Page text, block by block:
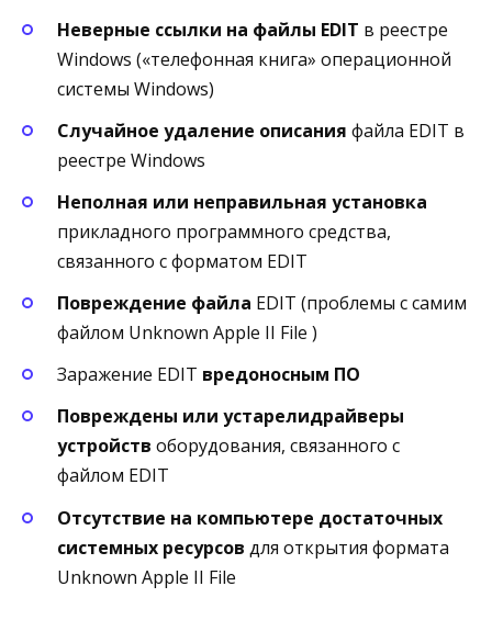
Неверные ссылки на файлы EDIT в реестре
Windows («телефонная книга» операционной
системы Windows)
Случайное удаление описания файла EDIT в
реестре Windows
Неполная или неправильная установка
прикладного программного средства,
связанного с форматом EDIT
Повреждение файла EDIT (проблемы с самим
файлом Unknown Apple II File )
Заражение EDIT вредоносным ПО
Повреждены или устарелидрайверы
устройств оборудования, связанного с
файлом EDIT
Отсутствие на компьютере достаточных
системных ресурсов для открытия формата
Unknown Apple II File